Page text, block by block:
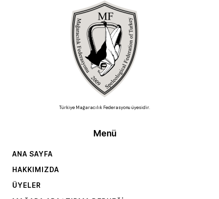
Türkiye Mağaracılık Federasyonu üyesidir.
Menü
ANA SAYFA
HAKKIMIZDA
ÜYELER